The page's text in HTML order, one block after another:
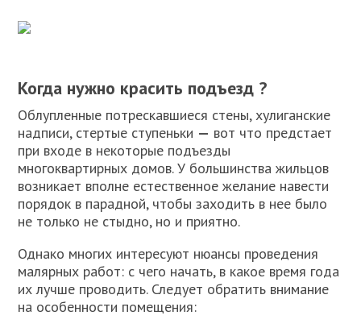
Когда нужно красить подъезд ?
Облупленные потрескавшиеся стены, хулиганские
надписи, стертые ступеньки — вот что предстает
при входе в некоторые подъезды
многоквартирных домов. У большинства жильцов
возникает вполне естественное желание навести
порядок в парадной, чтобы заходить в нее было
не только не стыдно, но и приятно.
Однако многих интересуют нюансы проведения
малярных работ: с чего начать, в какое время года
их лучше проводить. Следует обратить внимание
на особенности помещения: